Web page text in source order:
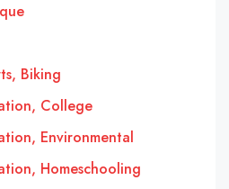
Biking
College
Environmental
Homeschooling